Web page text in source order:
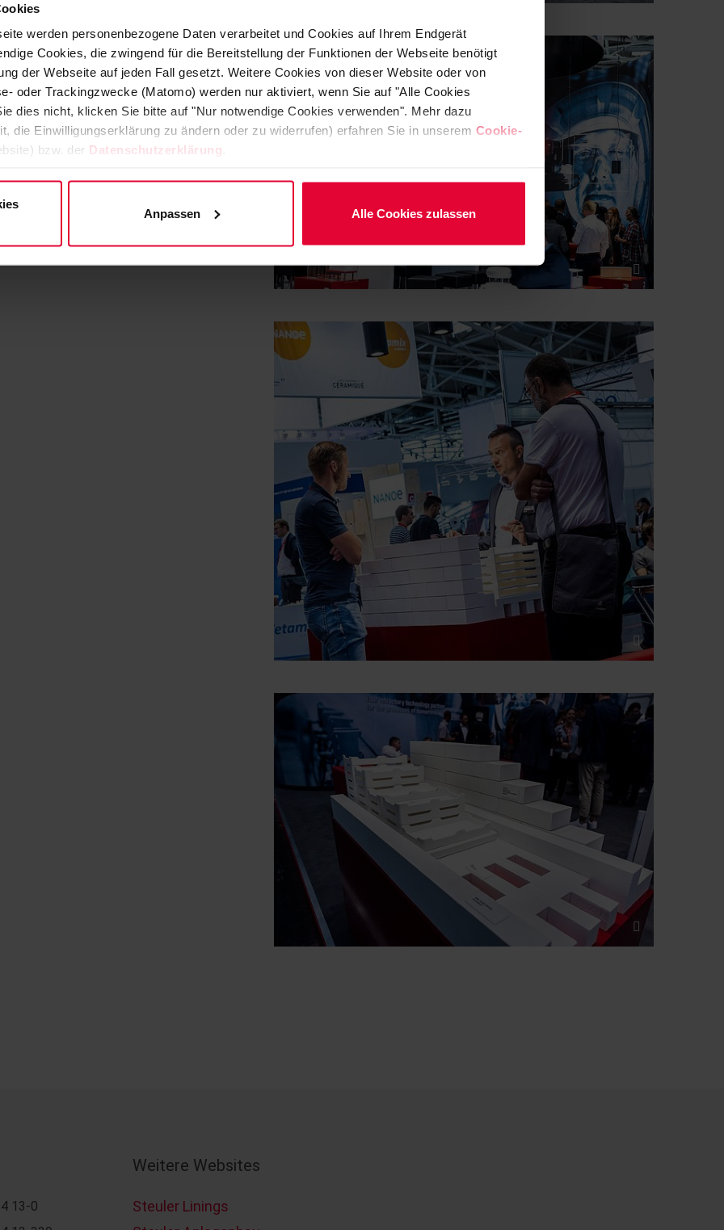
werden personenbezogene Daten verarbeitet und Cookies auf Ihrem Endgerät
Cookies, die zwingend für die Bereitstellung der Funktionen der Webseite benötigt
der Webseite auf jeden Fall gesetzt. Weitere Cookies von dieser Website oder von
oder Trackingzwecke (Matomo) werden nur aktiviert, wenn Sie auf "Alle Cookies
dies nicht, klicken Sie bitte auf "Nur notwendige Cookies verwenden". Mehr dazu
die Einwilligungserklärung zu ändern oder zu widerrufen) erfahren Sie in unserem Cookie-
bzw. der Datenschutzerklärung
Anpassen Alle Cookies zulassen
damit kurze Lieferketten,
diesen unsicheren Zeiten an
Highlight und zu jeder Zeit stark
Besuchern war positiv und die
13-0
Weitere Websites
Steuler Linings